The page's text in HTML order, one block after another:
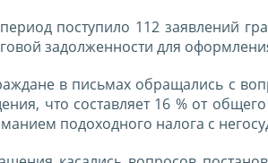
поступило 112 заявлений
задолженности для
в письмах обращались с
что составляет 16 % от
подоходного налога с